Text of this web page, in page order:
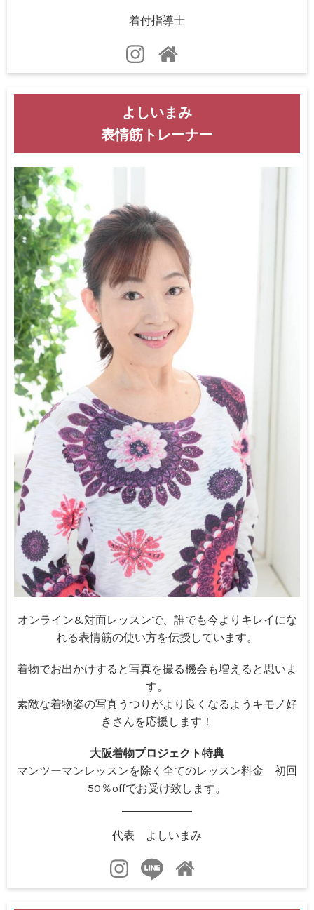
着付指導士
よしいまみ
表情筋トレーナー
オンライン&対面レッスンで、誰でも今よりキレイにな
れる表情筋の使い方を伝授しています。
着物でお出かけすると写真を撮る機会も増えると思いま
す。
素敵な着物姿の写真うつりがより良くなるようキモノ好
きさんを応援します！
大阪着物プロジェクト特典
マンツーマンレッスンを除く全てのレッスン料金 初回
50％offでお受け致します。
代表 よしいまみ